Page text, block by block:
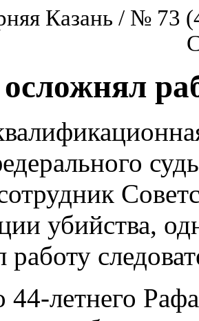
Казань / № 73
убийства,
44-летнего